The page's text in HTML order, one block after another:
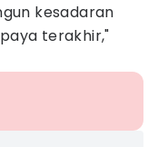
kesadaran
terakhir,"